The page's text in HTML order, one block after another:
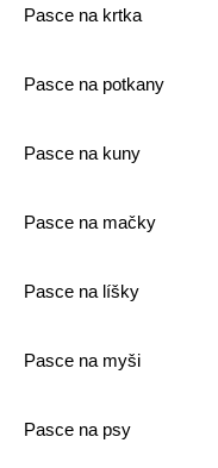
Pasce na krtka
Pasce na potkany
Pasce na kuny
Pasce na mačky
Pasce na líšky
Pasce na myši
Pasce na psy